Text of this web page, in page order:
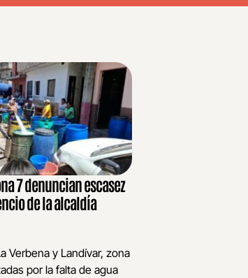
7 denuncian escasez
de la alcaldía
Verbena y Landívar, zona
por la falta de agua